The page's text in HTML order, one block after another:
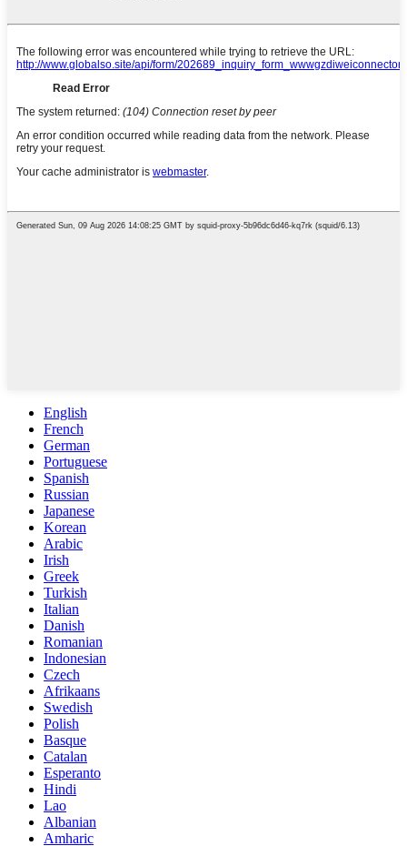
English
French
German
Portuguese
Spanish
Russian
Japanese
Korean
Arabic
Irish
Greek
Turkish
Italian
Danish
Romanian
Indonesian
Czech
Afrikaans
Swedish
Polish
Basque
Catalan
Esperanto
Hindi
Lao
Albanian
Amharic